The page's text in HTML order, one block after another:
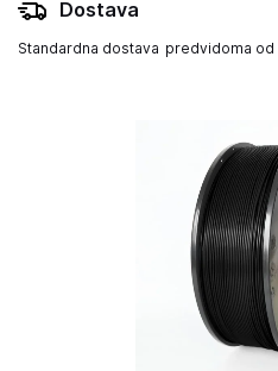
Dostava
Standardna dostava predvidoma od